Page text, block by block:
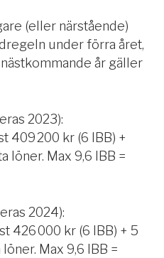
(eller närstående)
under förra året,
år gäller
2023):
409 200 kr (6 IBB) +
löner. Max 9,6 IBB =
2024):
426 000 kr (6 IBB) + 5
Max 9,6 IBB =